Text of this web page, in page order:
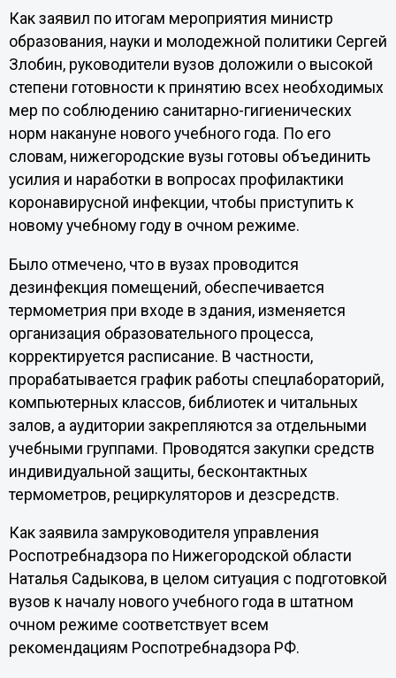
Как заявил по итогам мероприятия министр
образования, науки и молодежной политики Сергей
Злобин, руководители вузов доложили о высокой
степени готовности к принятию всех необходимых
мер по соблюдению санитарно-гигиенических
норм накануне нового учебного года. По его
словам, нижегородские вузы готовы объединить
усилия и наработки в вопросах профилактики
коронавирусной инфекции, чтобы приступить к
новому учебному году в очном режиме.
Было отмечено, что в вузах проводится
дезинфекция помещений, обеспечивается
термометрия при входе в здания, изменяется
организация образовательного процесса,
корректируется расписание. В частности,
прорабатывается график работы спецлабораторий,
компьютерных классов, библиотек и читальных
залов, а аудитории закрепляются за отдельными
учебными группами. Проводятся закупки средств
индивидуальной защиты, бесконтактных
термометров, рециркуляторов и дезсредств.
Как заявила замруководителя управления
Роспотребнадзора по Нижегородской области
Наталья Садыкова, в целом ситуация с подготовкой
вузов к началу нового учебного года в штатном
очном режиме соответствует всем
рекомендациям Роспотребнадзора РФ.